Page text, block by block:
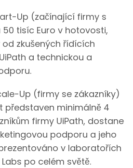
Up (začínající firmy s
tisíc Euro v hotovosti,
zkušených řídících
a technickou a
Up (firmy se zákazníky)
představen minimálně 4
firmy UiPath, dostane
podporu a jeho
v laboratořích
po celém světě.